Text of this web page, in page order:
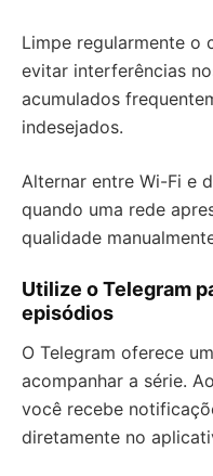
Limpe regularmente o
evitar interferências
acumulados
indesejados.
Alternar entre Wi-Fi e
quando uma rede
qualidade
Utilize o Telegram
episódios
O Telegram oferece
acompanhar a série.
você recebe
diretamente no